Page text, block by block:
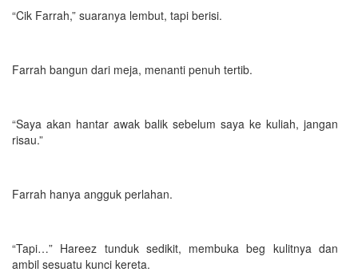
“Cik Farrah,” suaranya lembut, tapi berisi.
Farrah bangun dari meja, menanti penuh tertib.
“Saya akan hantar awak balik sebelum saya ke kuliah, jangan
risau.”
Farrah hanya angguk perlahan.
“Tapi…” Hareez tunduk sedikit, membuka beg kulitnya dan
ambil sesuatu kunci kereta.